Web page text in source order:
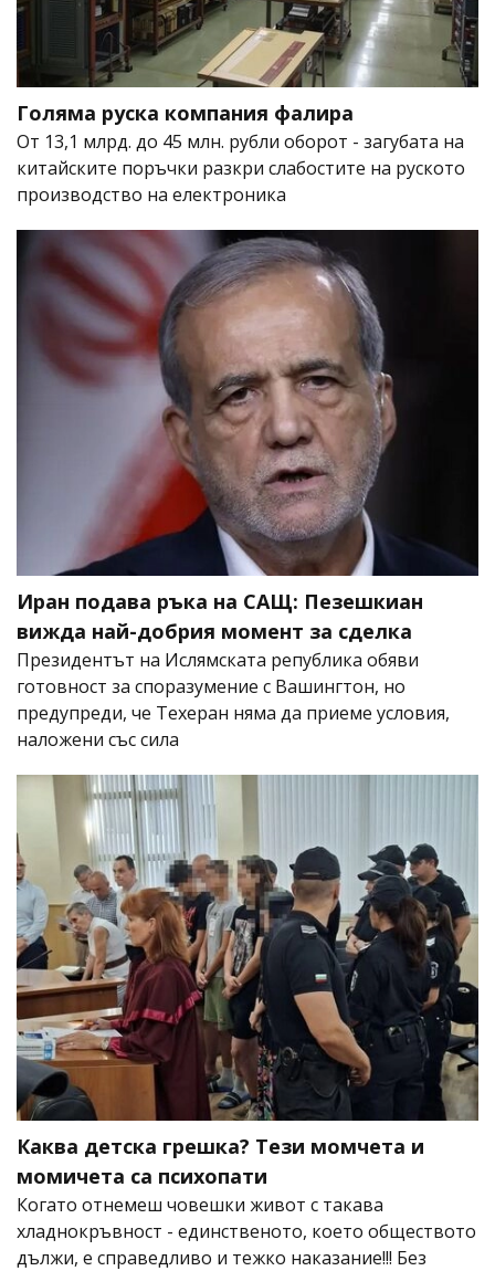
Голяма руска компания фалира
От 13,1 млрд. до 45 млн. рубли оборот - загубата на
китайските поръчки разкри слабостите на руското
производство на електроника
Иран подава ръка на САЩ: Пезешкиан
вижда най-добрия момент за сделка
Президентът на Ислямската република обяви
готовност за споразумение с Вашингтон, но
предупреди, че Техеран няма да приеме условия,
наложени със сила
Каква детска грешка? Тези момчета и
момичета са психопати
Когато отнемеш човешки живот с такава
хладнокръвност - единственото, което обществото
дължи, е справедливо и тежко наказание!!! Без